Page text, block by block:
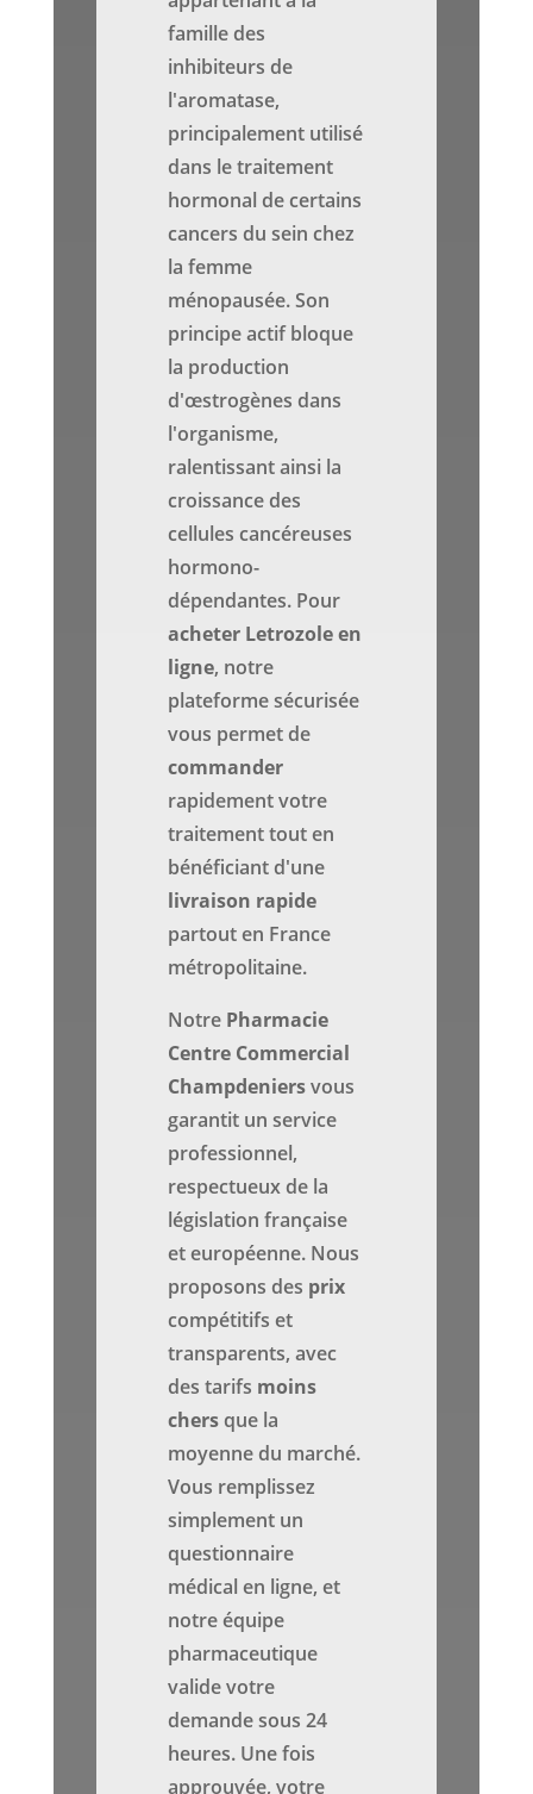
famille des
inhibiteurs de
l'aromatase,
principalement utilisé
dans le traitement
hormonal de certains
cancers du sein chez
la femme
ménopausée. Son
principe actif bloque
la production
d'œstrogènes dans
l'organisme,
ralentissant ainsi la
croissance des
cellules cancéreuses
hormono-
dépendantes. Pour
acheter Letrozole en
ligne, notre
plateforme sécurisée
vous permet de
commander
rapidement votre
traitement tout en
bénéficiant d'une
livraison rapide
partout en France
métropolitaine.
Notre Pharmacie
Centre Commercial
Champdeniersvous
garantit un service
professionnel,
respectueux de la
législation française
et européenne. Nous
proposons des prix
compétitifs et
transparents, avec
des tarifs moins
chersque la
moyenne du marché.
Vous remplissez
simplement un
questionnaire
médical en ligne, et
notre équipe
pharmaceutique
valide votre
demande sous 24
heures. Une fois
approuvée, votre